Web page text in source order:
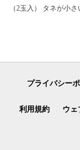
（2玉入） タネが小
プライバシー
利用規約 ウェ